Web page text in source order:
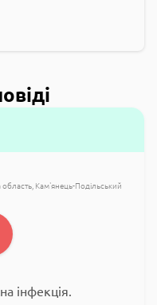
Кам'янець-Подільський
інфекція.